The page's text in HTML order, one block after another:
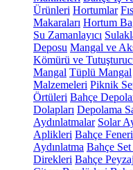
Ürünleri Hortumlar
Makaraları Hortum
Su Zamanlayıcı
Deposu Mangal ve
Kömürü ve
Mangal Tüplü Mangal
Malzemeleri Piknik
Örtüleri Bahçe
Dolapları Depolama
Aydınlatmalar Solar
Aplikleri Bahçe
Aydınlatma Bahçe
Direkleri Bahçe